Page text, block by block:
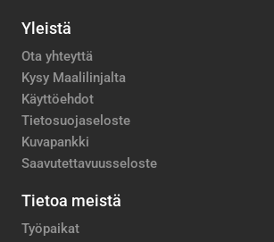
Yleistä
Ota yhteyttä
Kysy Maalilinjalta
Käyttöehdot
Tietosuojaseloste
Kuvapankki
Saavutettavuusseloste
Tietoa meistä
Työpaikat